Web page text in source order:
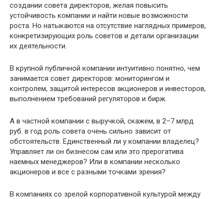
создании совета директоров, желая повысить
устойчивость компании и найти новые возможности
роста. Но натыкаются на отсутствие наглядных примеров,
конкретизирующих роль советов и детали организации
их деятельности.
В крупной публичной компании интуитивно понятно, чем
занимается совет директоров: мониторингом и
контролем, защитой интересов акционеров и инвесторов,
выполнением требований регуляторов и бирж.
А в частной компании с выручкой, скажем, в 2–7 млрд
руб. в год роль совета очень сильно зависит от
обстоятельств. Единственный ли у компании владелец?
Управляет ли он бизнесом сам или это прерогатива
наемных менеджеров? Или в компании несколько
акционеров и все с разными точками зрения?
В компаниях со зрелой корпоративной культурой между